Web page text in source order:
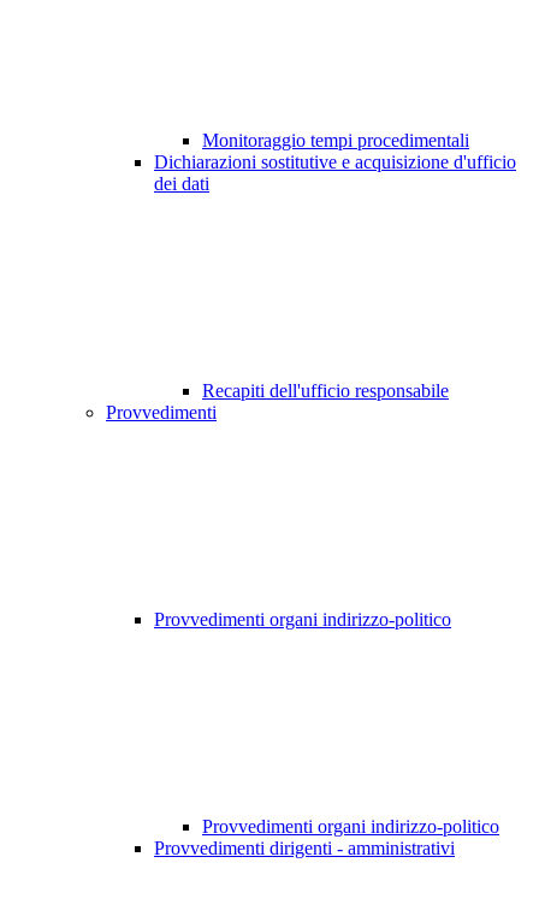
Monitoraggio tempi procedimentali
Dichiarazioni sostitutive e acquisizione d'ufficio
dei dati
Recapiti dell'ufficio responsabile
Provvedimenti
Provvedimenti organi indirizzo-politico
Provvedimenti organi indirizzo-politico
Provvedimenti dirigenti - amministrativi